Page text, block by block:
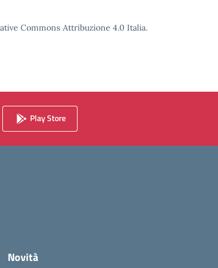
Commons Attribuzione 4.0 Italia.
Play Store
Novità